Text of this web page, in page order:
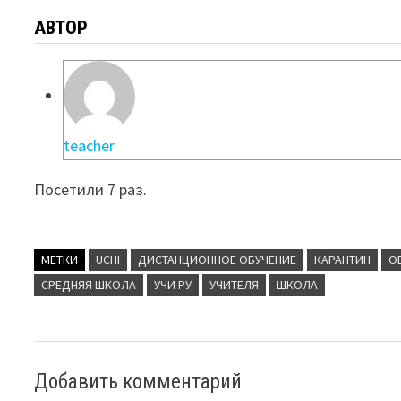
АВТОР
teacher
Посетили 7 раз.
МЕТКИ UCHI ДИСТАНЦИОННОЕ ОБУЧЕНИЕ КАРАНТИН
СРЕДНЯЯ ШКОЛА
УЧИ РУ УЧИТЕЛЯ ШКОЛА
Добавить комментарий